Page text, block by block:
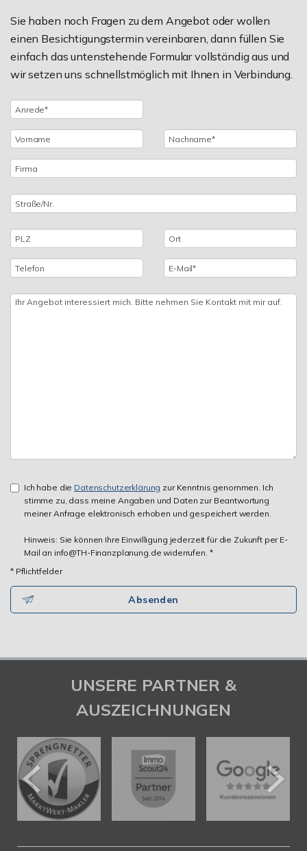
Sie haben noch Fragen zu dem Angebot oder wollen
einen Besichtigungstermin vereinbaren, dann füllen Sie
einfach das untenstehende Formular vollständig aus und
wir setzen uns schnellstmöglich mit Ihnen in Verbindung.
Ich habe die Datenschutzerklärung zur Kenntnis genommen. Ich
stimme zu, dass meine Angaben und Daten zur Beantwortung
meiner Anfrage elektronisch erhoben und gespeichert werden.
Hinweis: Sie können Ihre Einwilligung jederzeit für die Zukunft per E-
Mail an info@TH-Finanzplanung.de widerrufen. *
* Pflichtfelder
Absenden
UNSERE PARTNER &
AUSZEICHNUNGEN